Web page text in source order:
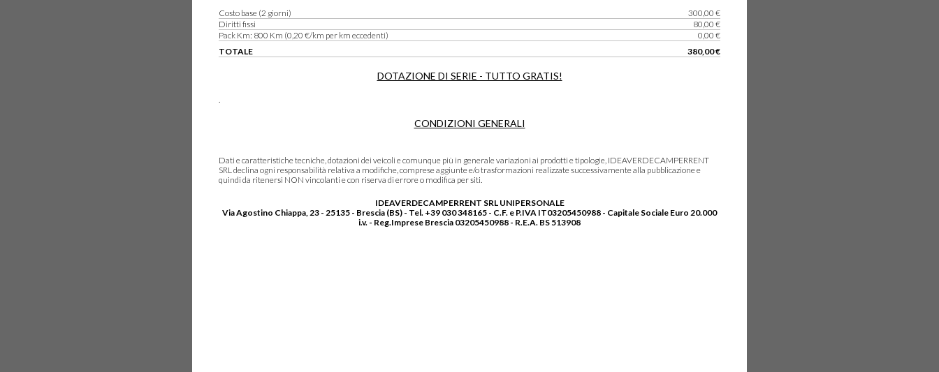
Costo base (2 giorni)
300,00 €
Diritti fissi
80,00 €
Pack Km: 800 Km (0,20 €/km per km eccedenti)
0,00 €
TOTALE
380,00 €
DOTAZIONE DI SERIE - TUTTO GRATIS!
.
CONDIZIONI GENERALI
Dati e caratteristiche tecniche, dotazioni dei veicoli e comunque più in generale variazioni ai prodotti e tipologie, IDEAVERDECAMPERRENT
SRL declina ogni responsabilità relativa a modifiche, comprese aggiunte e/o trasformazioni realizzate successivamente alla pubblicazione e
quindi da ritenersi NON vincolanti e con riserva di errore o modifica per siti.
IDEAVERDECAMPERRENT SRL UNIPERSONALE
Via Agostino Chiappa, 23 - 25135 - Brescia (BS) - Tel. +39 030 348165 - C.F. e P.IVA IT03205450988 - Capitale Sociale Euro 20.000
i.v. - Reg.Imprese Brescia 03205450988 - R.E.A. BS 513908